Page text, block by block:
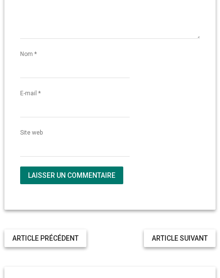
Nom *
E-mail *
Site web
ARTICLE SUIVANT
ARTICLE PRÉCÉDENT